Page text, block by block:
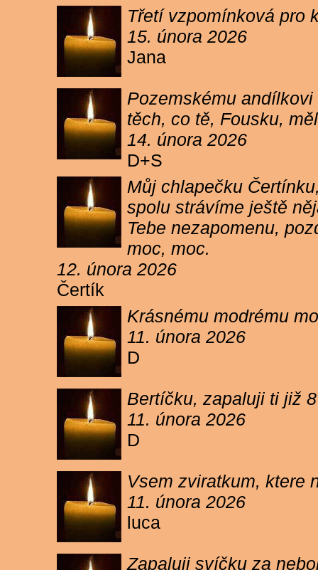
Třetí vzpomínková pro
15. února 2026
Jana
Pozemskému
těch, co tě, Fousku,
14. února 2026
D+S
Můj chlapečku
spolu strávíme ještě
Tebe nezapomenu,
moc, moc.
12. února 2026
Čertík
Krásnému modrému
11. února 2026
D
Bertíčku, zapaluji ti již
11. února 2026
D
Vsem zviratkum, ktere
11. února 2026
luca
Zapaluji svíčku za